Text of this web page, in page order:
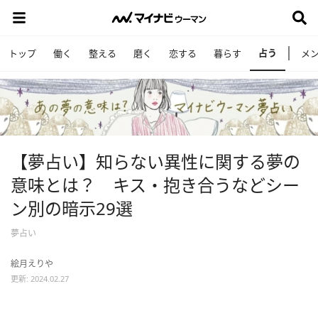
トップ 働く 整える 磨く 恋する 暮らす 占う メ
【夢占い】知らない異性に関する夢の
意味とは？ キス・抱き合うなどシー
ン別の暗示29選
夢占い
絵月えりや
更新: 2024.02.27